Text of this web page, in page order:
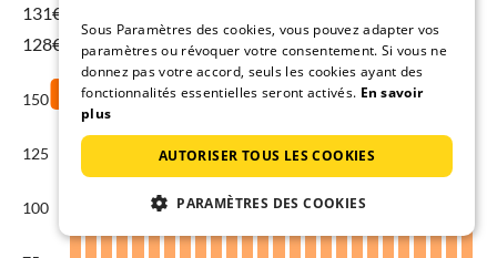
131€
128€ Moyenne annuelle
150
125
100
Sous Paramètres des cookies, vous pouvez adapter vos
paramètres ou révoquer votre consentement. Si vous ne
donnez pas votre accord, seuls les cookies ayant des
fonctionnalités essentielles seront activés. En savoir
plus
AUTORISER TOUS LES COOKIES
PARAMÈTRES DES COOKIES